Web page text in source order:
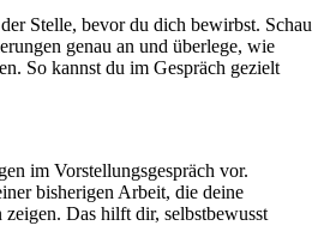
Stelle, bevor du dich bewirbst. Schau
genau an und überlege, wie
So kannst du im Gespräch gezielt
im Vorstellungsgespräch vor.
bisherigen Arbeit, die deine
Das hilft dir, selbstbewusst